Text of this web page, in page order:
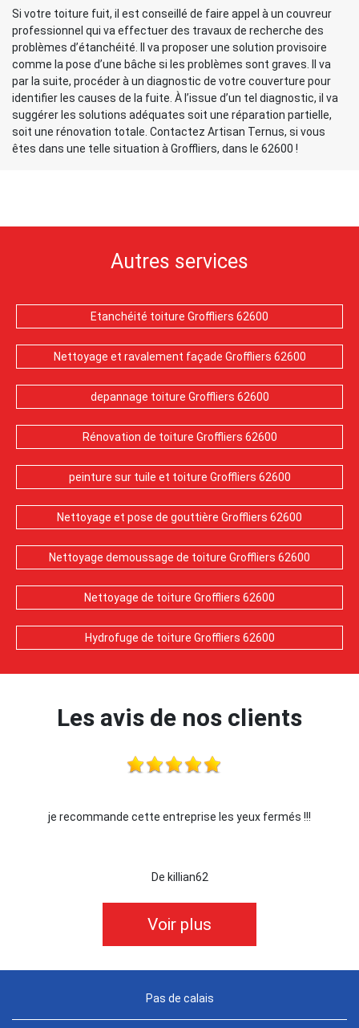
Si votre toiture fuit, il est conseillé de faire appel à un couvreur
professionnel qui va effectuer des travaux de recherche des
problèmes d’étanchéité. Il va proposer une solution provisoire
comme la pose d’une bâche si les problèmes sont graves. Il va
par la suite, procéder à un diagnostic de votre couverture pour
identifier les causes de la fuite. À l’issue d’un tel diagnostic, il va
suggérer les solutions adéquates soit une réparation partielle,
soit une rénovation totale. Contactez Artisan Ternus, si vous
êtes dans une telle situation à Groffliers, dans le 62600 !
Autres services
Etanchéité toiture Groffliers 62600
Nettoyage et ravalement façade Groffliers 62600
depannage toiture Groffliers 62600
Rénovation de toiture Groffliers 62600
peinture sur tuile et toiture Groffliers 62600
Nettoyage et pose de gouttière Groffliers 62600
Nettoyage demoussage de toiture Groffliers 62600
Nettoyage de toiture Groffliers 62600
Hydrofuge de toiture Groffliers 62600
Les avis de nos clients
je recommande cette entreprise les yeux fermés !!!
De killian62
Voir plus
Pas de calais